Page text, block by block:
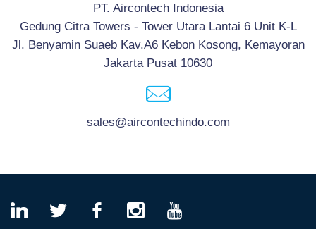
PT. Aircontech Indonesia
Gedung Citra Towers - Tower Utara Lantai 6 Unit K-L
Jl. Benyamin Suaeb Kav.A6 Kebon Kosong, Kemayoran
Jakarta Pusat 10630
sales@aircontechindo.com